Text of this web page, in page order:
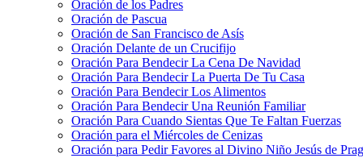
Oración de los Padres
Oración de Pascua
Oración de San Francisco de Asís
Oración Delante de un Crucifijo
Oración Para Bendecir La Cena De Navidad
Oración Para Bendecir La Puerta De Tu Casa
Oración Para Bendecir Los Alimentos
Oración Para Bendecir Una Reunión Familiar
Oración Para Cuando Sientas Que Te Faltan Fuerzas
Oración para el Miércoles de Cenizas
Oración para Pedir Favores al Divino Niño Jesús de